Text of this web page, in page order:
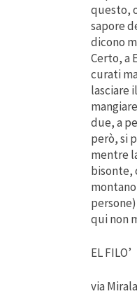
questo,
sapore
dicono
Certo, a
curati
lasciare
due, a
però, si
mentre
bisonte,
qui non
EL FILO’
via